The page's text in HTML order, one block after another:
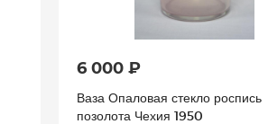
6 000 ₽
Ваза Опаловая стекло роспись
позолота Чехия 1950